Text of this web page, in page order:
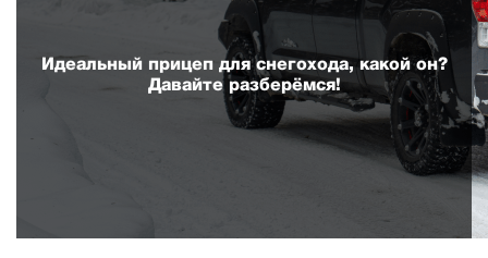
Идеальный прицеп для снегохода, какой он?
Давайте разберёмся!